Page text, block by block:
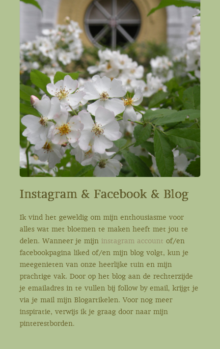
Instagram & Facebook & Blog
Ik vind het geweldig om mijn enthousiasme voor
alles wat met bloemen te maken heeft met jou te
delen. Wanneer je mijn instagram account of/en
facebookpagina liked of/en mijn blog volgt, kun je
meegenieten van onze heerlijke tuin en mijn
prachtige vak. Door op het blog aan de rechterzijde
je emailadres in te vullen bij follow by email, krijgt je
via je mail mijn Blogartikelen. Voor nog meer
inspiratie, verwijs ik je graag door naar mijn
pinterestborden.